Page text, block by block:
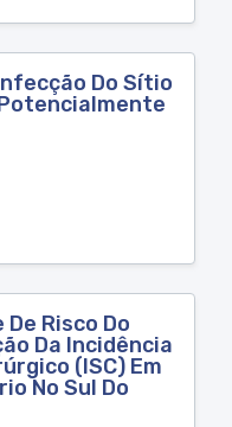
Do Sítio
Risco Do
Da Incidência
(ISC) Em
No Sul Do